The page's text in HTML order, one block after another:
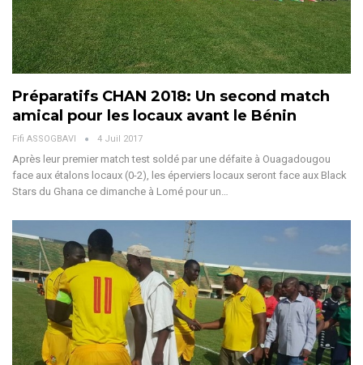
Préparatifs CHAN 2018: Un second match
amical pour les locaux avant le Bénin
Fifi ASSOGBAVI 4 Juil 2017
Après leur premier match test soldé par une défaite à Ouagadougou
face aux étalons locaux (0-2), les éperviers locaux seront face aux Black
Stars du Ghana ce dimanche à Lomé pour un…